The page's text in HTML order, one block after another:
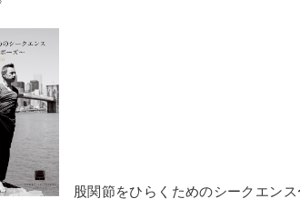
股関節をひらくためのシークエン